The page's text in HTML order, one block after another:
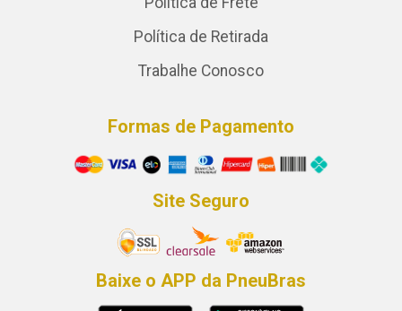
Política de Retirada
Trabalhe Conosco
Formas de Pagamento
Site Seguro
Baixe o APP da PneuBras